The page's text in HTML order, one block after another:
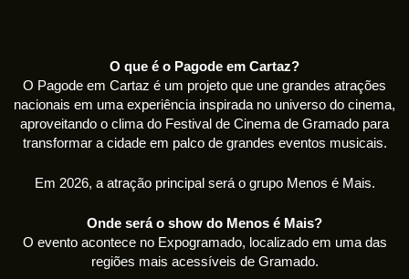
O que é o Pagode em Cartaz?
O Pagode em Cartaz é um projeto que une grandes atrações
nacionais em uma experiência inspirada no universo do cinema,
aproveitando o clima do Festival de Cinema de Gramado para
transformar a cidade em palco de grandes eventos musicais.
Em 2026, a atração principal será o grupo Menos é Mais.
Onde será o show do Menos é Mais?
O evento acontece no Expogramado, localizado em uma das
regiões mais acessíveis de Gramado.